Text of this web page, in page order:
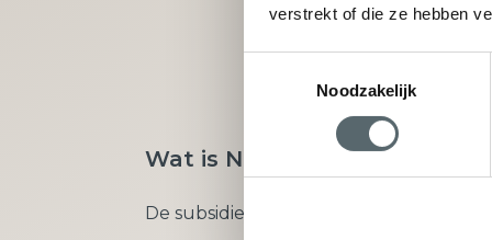
verstrekt of die ze hebben
Noodzakelijk
Wat is Nij Begun?
De subsidieregeling ‘Nij Begun’ is